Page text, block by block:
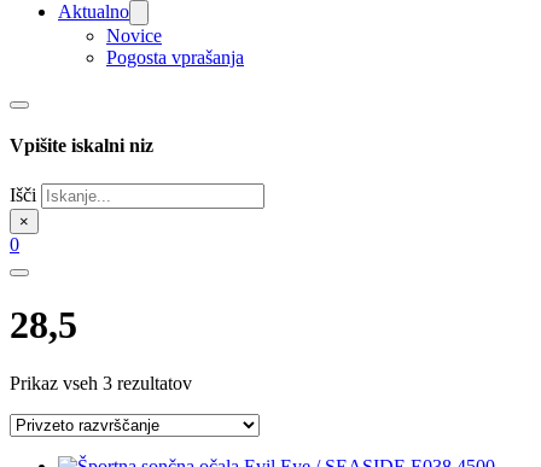
Aktualno
Novice
Pogosta vprašanja
Vpišite iskalni niz
Išči
×
0
28,5
Prikaz vseh 3 rezultatov